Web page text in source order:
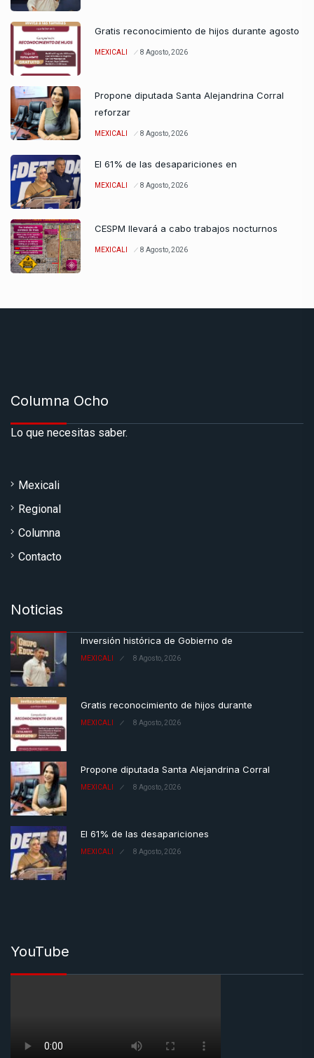
Gratis reconocimiento de hijos durante agosto
MEXICALI 8 Agosto, 2026
Propone diputada Santa Alejandrina Corral
reforzar
MEXICALI 8 Agosto, 2026
El 61% de las desapariciones en
MEXICALI 8 Agosto, 2026
CESPM llevará a cabo trabajos nocturnos
MEXICALI 8 Agosto, 2026
Columna Ocho
Lo que necesitas saber.
Mexicali
Regional
Columna
Contacto
Noticias
Inversión histórica de Gobierno de
MEXICALI 8 Agosto, 2026
Gratis reconocimiento de hijos durante
MEXICALI 8 Agosto, 2026
Propone diputada Santa Alejandrina Corral
MEXICALI 8 Agosto, 2026
El 61% de las desapariciones
MEXICALI 8 Agosto, 2026
YouTube